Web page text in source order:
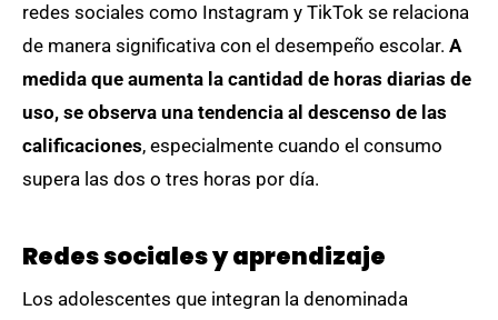
redes sociales como Instagram y TikTok se relaciona
de manera significativa con el desempeño escolar. A
medida que aumenta la cantidad de horas diarias de
uso, se observa una tendencia al descenso de las
calificaciones, especialmente cuando el consumo
supera las dos o tres horas por día.
Redes sociales y aprendizaje
Los adolescentes que integran la denominada